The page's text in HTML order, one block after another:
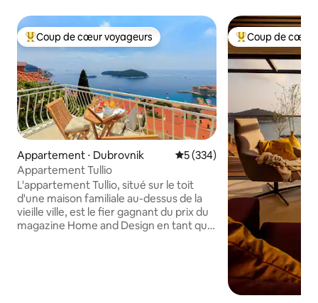
Coups de cœur voyageurs les plus appréciés
Coup de cœur voyageurs
Appartement ⋅ Dubrovnik Évaluation moyenne sur la
5 (334)
Appartement Tullio
L'appartement Tullio, situé sur le toit
d'une maison familiale au-dessus de la
vieille ville, est le fier gagnant du prix du
magazine Home and Design en tant que
Coups de cœur
Coup de cœur